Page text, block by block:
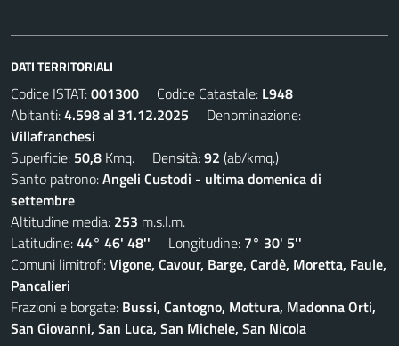
DATI TERRITORIALI
Codice ISTAT:001300 Codice Catastale: L948
Abitanti:4.598 al 31.12.2025 Denominazione:
Villafranchesi
Superficie: 50,8 Kmq. Densità:92 (ab/kmq.)
Santo patrono:Angeli Custodi - ultima domenica di
settembre
Altitudine media: 253 m.s.l.m.
Latitudine:44° 46' 48'' Longitudine: 7° 30' 5''
Comuni limitrofi:Vigone, Cavour, Barge, Cardè, Moretta, Faule,
Pancalieri
Frazioni e borgate: Bussi, Cantogno, Mottura, Madonna Orti,
San Giovanni, San Luca, San Michele, San Nicola